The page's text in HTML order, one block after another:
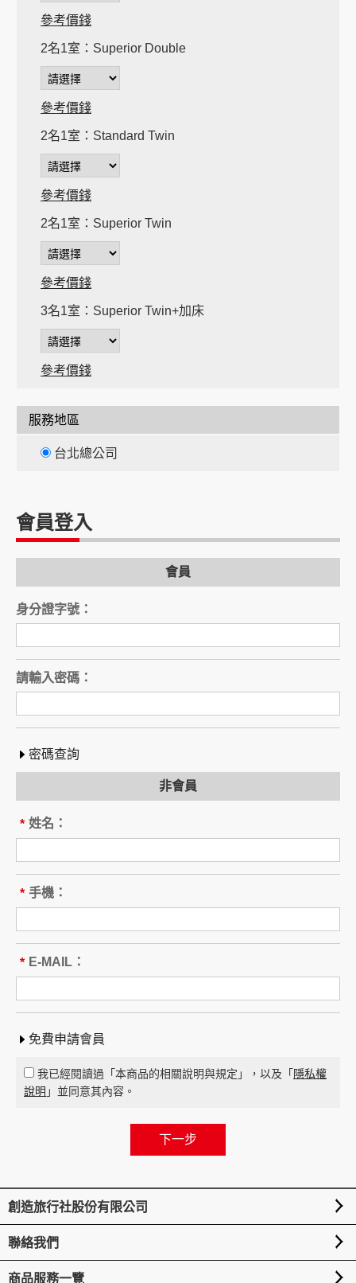
選
間
參考價錢
2名1室：Superior Double
參考價錢
2名1室：Standard Twin
參考價錢
2名1室：Superior Twin
參考價錢
3名1室：Superior Twin+加床
參考價錢
服務地區
台北總公司
會員登入
會員
身分證字號：
請輸入密碼：
密碼查詢
非會員
* 姓名：
* 手機：
* E-MAIL：
免費申請會員
我已經閱讀過「本商品的相關說明與規定」，以及「 隱私權
說明 」並同意其內容。
創造旅行社股份有限公司
聯絡我們
商品服務一覽